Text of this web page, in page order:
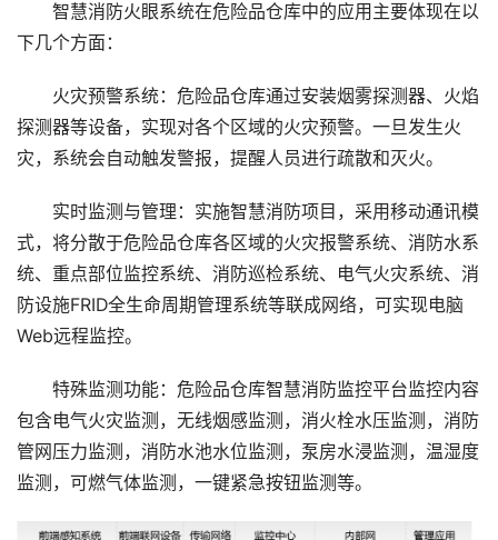
智慧消防火眼系统在危险品仓库中的应用主要体现在以
下几个方面：
火灾预警系统：危险品仓库通过安装烟雾探测器、火焰
探测器等设备，实现对各个区域的火灾预警。一旦发生火
灾，系统会自动触发警报，提醒人员进行疏散和灭火。
实时监测与管理：实施智慧消防项目，采用移动通讯模
式，将分散于危险品仓库各区域的火灾报警系统、消防水系
统、重点部位监控系统、消防巡检系统、电气火灾系统、消
防设施FRID全生命周期管理系统等联成网络，可实现电脑
Web远程监控。
特殊监测功能：危险品仓库智慧消防监控平台监控内容
包含电气火灾监测，无线烟感监测，消火栓水压监测，消防
管网压力监测，消防水池水位监测，泵房水浸监测，温湿度
监测，可燃气体监测，一键紧急按钮监测等。